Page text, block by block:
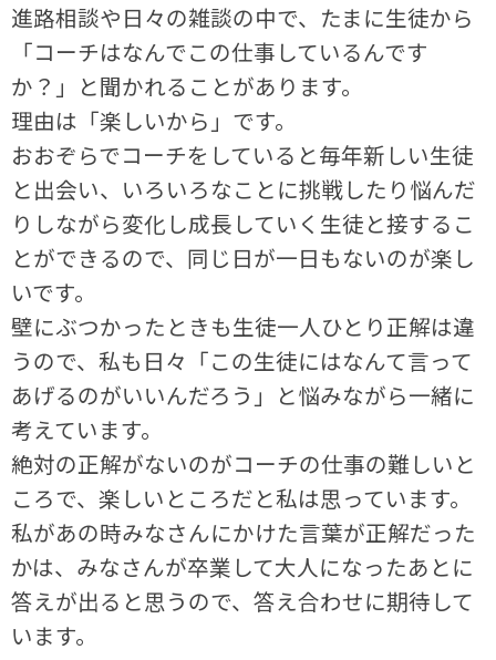
進路相談や日々の雑談の中で、たまに生徒から
「コーチはなんでこの仕事しているんです
か？」と聞かれることがあります。
理由は「楽しいから」です。
おおぞらでコーチをしていると毎年新しい生徒
と出会い、いろいろなことに挑戦したり悩んだ
りしながら変化し成長していく生徒と接するこ
とができるので、同じ日が一日もないのが楽し
いです。
壁にぶつかったときも生徒一人ひとり正解は違
うので、私も日々「この生徒にはなんて言って
あげるのがいいんだろう」と悩みながら一緒に
考えています。
絶対の正解がないのがコーチの仕事の難しいと
ころで、楽しいところだと私は思っています。
私があの時みなさんにかけた言葉が正解だった
かは、みなさんが卒業して大人になったあとに
答えが出ると思うので、答え合わせに期待して
います。